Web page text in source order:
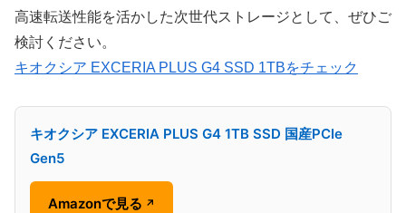
高速転送性能を活かした次世代ストレージとして、ぜひご
検討ください。
キオクシア EXCERIA PLUS G4 SSD 1TBをチェック
キオクシア EXCERIA PLUS G4 1TB SSD 国産PCIe
Gen5
Amazonで見る ↗